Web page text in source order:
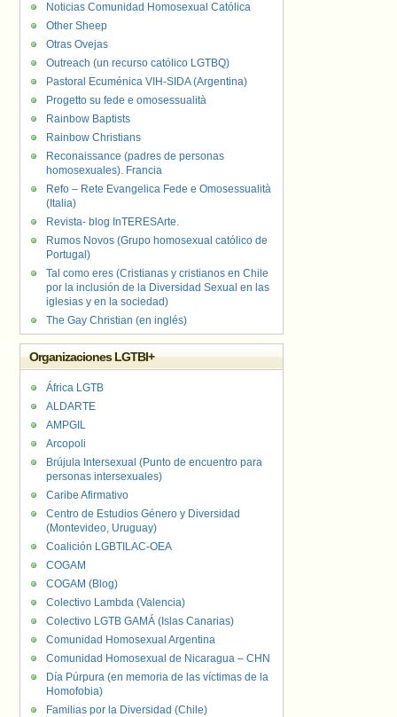
Noticias Comunidad Homosexual Católica
Other Sheep
Otras Ovejas
Outreach (un recurso católico LGTBQ)
Pastoral Ecuménica VIH-SIDA (Argentina)
Progetto su fede e omosessualità
Rainbow Baptists
Rainbow Christians
Reconaissance (padres de personas
homosexuales). Francia
Refo – Rete Evangelica Fede e Omosessualità
(Italia)
Revista- blog InTERESArte.
Rumos Novos (Grupo homosexual católico de
Portugal)
Tal como eres (Cristianas y cristianos en Chile
por la inclusión de la Diversidad Sexual en las
iglesias y en la sociedad)
The Gay Christian (en inglés)
Organizaciones LGTBI+
África LGTB
ALDARTE
AMPGIL
Arcopoli
Brújula Intersexual (Punto de encuentro para
personas intersexuales)
Caribe Afirmativo
Centro de Estudios Género y Diversidad
(Montevideo, Uruguay)
Coalición LGBTILAC-OEA
COGAM
COGAM (Blog)
Colectivo Lambda (Valencia)
Colectivo LGTB GAMÁ (Islas Canarias)
Comunidad Homosexual Argentina
Comunidad Homosexual de Nicaragua – CHN
Día Púrpura (en memoria de las víctimas de la
Homofobia)
Familias por la Diversidad (Chile)